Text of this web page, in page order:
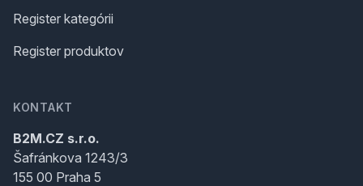
Register kategórii
Register produktov
KONTAKT
B2M.CZ s.r.o.
Šafránkova 1243/3
155 00 Praha 5